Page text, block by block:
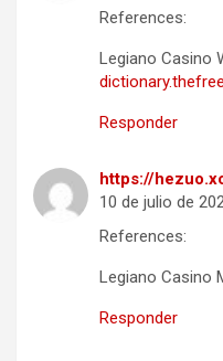
References:
Legiano Casino
Responder
https://
10 de julio de
References:
Legiano Casino
Responder